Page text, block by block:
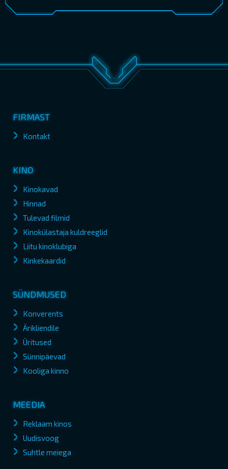
FIRMAST
Kontakt
KINO
Kinokavad
Hinnad
Tulevad filmid
Kinokülastaja kuldreeglid
Liitu kinoklubiga
Kinkekaardid
SÜNDMUSED
Konverents
Ärikliendile
Üritused
Sünnipäevad
Kooliga kinno
MEEDIA
Reklaam kinos
Uudisvoog
Suhtle meiega